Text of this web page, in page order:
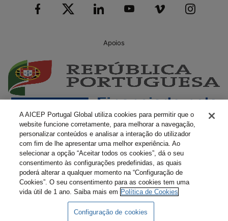
Apoios
Livro Amarelo Eletrónico
A AICEP Portugal Global utiliza cookies para permitir que o
website funcione corretamente, para melhorar a navegação,
personalizar conteúdos e analisar a interação do utilizador
com fim de lhe apresentar uma melhor experiência. Ao
selecionar a opção “Aceitar todos os cookies”, dá o seu
consentimento às configurações predefinidas, as quais
poderá alterar a qualquer momento na “Configuração de
Cookies”. O seu consentimento para as cookies tem uma
vida útil de 1 ano. Saiba mais em Política de Cookies
Configuração de cookies